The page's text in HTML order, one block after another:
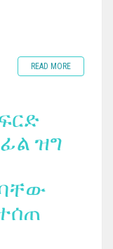
READ MORE
ዝግ